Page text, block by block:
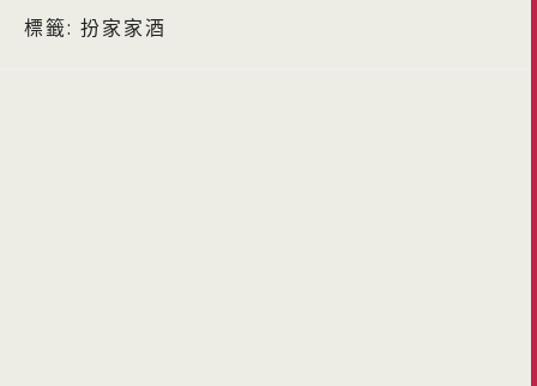
標籤: 扮家家酒